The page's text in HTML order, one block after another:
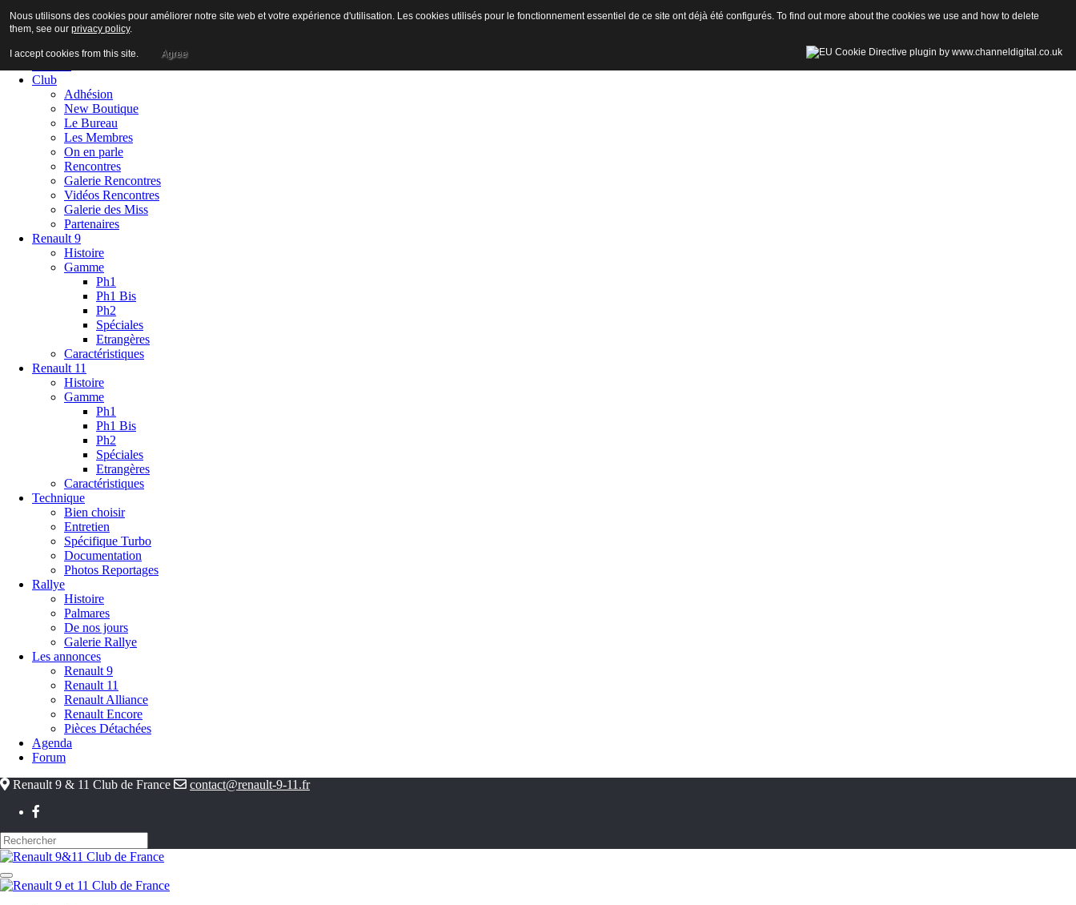
Club
Adhésion
New Boutique
Le Bureau
Les Membres
On en parle
Rencontres
Galerie Rencontres
Vidéos Rencontres
Galerie des Miss
Partenaires
Renault 9
Histoire
Gamme
Ph1
Ph1 Bis
Ph2
Spéciales
Etrangères
Caractéristiques
Renault 11
Histoire
Gamme
Ph1
Ph1 Bis
Ph2
Spéciales
Etrangères
Caractéristiques
Technique
Bien choisir
Entretien
Spécifique Turbo
Documentation
Photos Reportages
Rallye
Histoire
Palmares
De nos jours
Galerie Rallye
Les annonces
Renault 9
Renault 11
Renault Alliance
Renault Encore
Pièces Détachées
Agenda
Forum
Renault 9 & 11 Club de France
contact@renault-9-11.fr
Nous utilisons des cookies pour améliorer notre site web et votre expérience d'utilisation. Les cookies utilisés pour le fonctionnement essentiel de ce site ont déjà été configurés. To find out more about the cookies we use and how to delete
them, see our privacy policy.
I accept cookies from this site. Agree